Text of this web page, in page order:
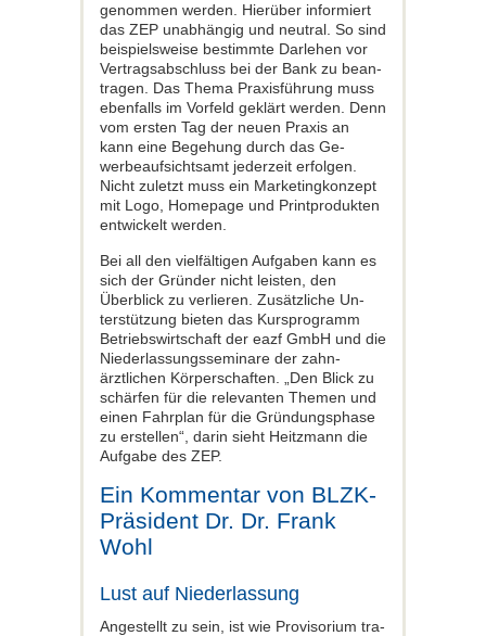
genommen werden. Hierüber informiert
das ZEP unabhängig und neutral. So sind
beispielsweise bestimmte Darlehen vor
Vertragsabschluss bei der Bank zu bean­
tragen. Das Thema Praxisführung muss
ebenfalls im Vorfeld geklärt werden. Denn
vom ersten Tag der neuen Praxis an
kann eine Begehung durch das Ge­
werbeaufsichtsamt jederzeit erfolgen.
Nicht zuletzt muss ein Marketingkonzept
mit Logo, Homepage und Printprodukten
entwickelt werden.
Bei all den vielfältigen Aufgaben kann es
sich der Gründer nicht leisten, den
Überblick zu verlieren. Zusätzliche Un­
terstützung bieten das Kursprogramm
Betriebswirtschaft der eazf GmbH und die
Niederlassungsseminare der zahn­
ärztlichen Körperschaften. „Den Blick zu
schärfen für die relevanten Themen und
einen Fahrplan für die Gründungsphase
zu erstellen“, darin sieht Heitzmann die
Aufgabe des ZEP.
Ein Kommentar von BLZK-
Präsident Dr. Dr. Frank
Wohl
Lust auf Niederlassung
Angestellt zu sein, ist wie Provisorium tra­